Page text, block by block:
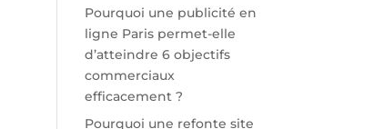
Pourquoi une publicité en
ligne Paris permet-elle
d’atteindre 6 objectifs
commerciaux
efficacement ?
Pourquoi une refonte site